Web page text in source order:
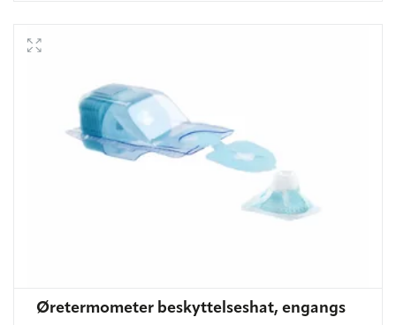
Øretermometer beskyttelseshat, engangs